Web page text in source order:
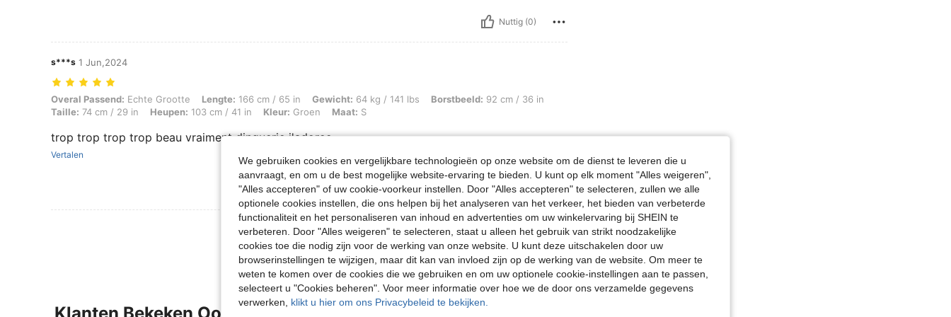
Nuttig (0)
s***s 1 Jun,2024
Overal Passend: Echte Grootte, Lengte: 166 cm / 65 in, Gewicht: 64 kg / 141 lbs, Borstbeeld: 92 cm / 36 in, Taille: 74 cm / 29 in, Heupen: 103 cm / 41 in, Kleur: Groen, Maat: S
Overal Passend: Echte Grootte Lengte: 166 cm / 65 in Gewicht: 64 kg / 141 lbs Borstbeeld: 92 cm / 36 in
Taille: 74 cm / 29 in Heupen: 103 cm / 41 in Kleur: Groen Maat: S
trop trop trop trop beau vraiment dinguerie j'adoree
Vertalen
Nuttig (0)
Meer Beoordelingen Bekijken
We gebruiken cookies en vergelijkbare technologieën op onze website om de dienst te leveren die u
aanvraagt, en om u de best mogelijke website-ervaring te bieden. U kunt op elk moment "Alles weigeren",
"Alles accepteren" of uw cookie-voorkeur instellen. Door "Alles accepteren" te selecteren, zullen we alle
optionele cookies instellen, die ons helpen bij het analyseren van het verkeer, het bieden van verbeterde
functionaliteit en het personaliseren van inhoud en advertenties om uw winkelervaring bij SHEIN te
verbeteren. Door "Alles weigeren" te selecteren, staat u alleen het gebruik van strikt noodzakelijke
cookies toe die nodig zijn voor de werking van onze website. U kunt deze uitschakelen door uw
browserinstellingen te wijzigen, maar dit kan van invloed zijn op de werking van de website. Om meer te
weten te komen over de cookies die we gebruiken en om uw optionele cookie-instellingen aan te passen,
selecteert u "Cookies beheren". Voor meer informatie over hoe we de door ons verzamelde gegevens
verwerken, klikt u hier om ons Privacybeleid te bekijken.